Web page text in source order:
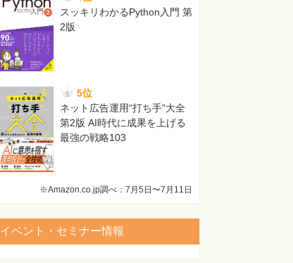
スッキリわかるPython入門 第
2版
5位
ネット広告運用“打ち手”大全
第2版 AI時代に成果を上げる
最強の戦略103
※Amazon.co.jp調べ：7月5日〜7月11日
イベント・セミナー情報